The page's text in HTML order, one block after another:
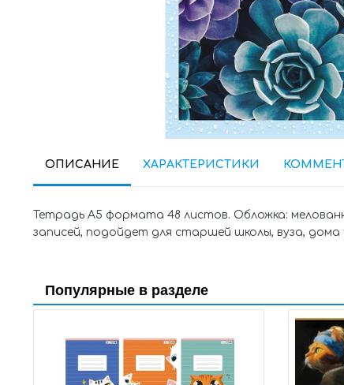
ОПИСАНИЕ ХАРАКТЕРИСТИКИ
Тетрадь А5 формата 48 листов. Обложка:
записей, подойдет для старшей школы, вуза, дома
Популярные в разделе